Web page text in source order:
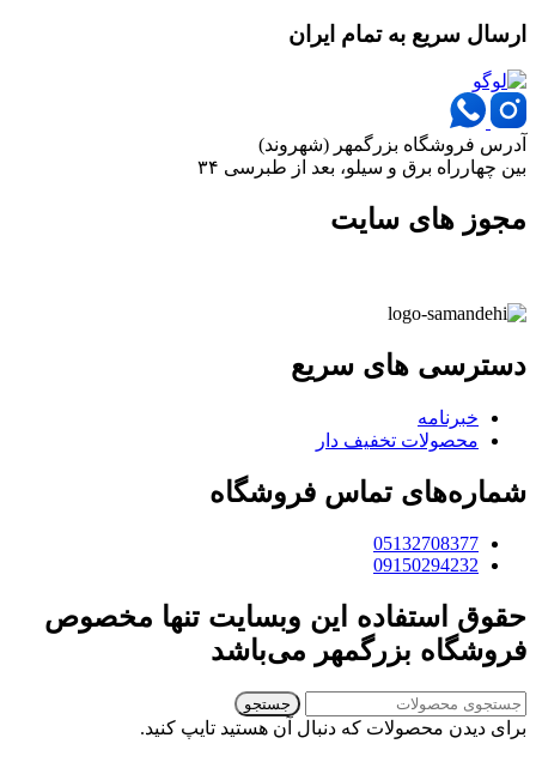
ارسال سریع به تمام ایران
آدرس فروشگاه بزرگمهر (شهروند)
بین چهارراه برق و سیلو، بعد از طبرسی ۳۴
مجوز های سایت
دسترسی های سریع
خبرنامه
محصولات تخفیف دار
شماره‌های تماس فروشگاه
05132708377
09150294232
حقوق استفاده این وبسایت تنها مخصوص
فروشگاه بزرگمهر می‌باشد
جستجو
برای دیدن محصولات که دنبال آن هستید تایپ کنید.